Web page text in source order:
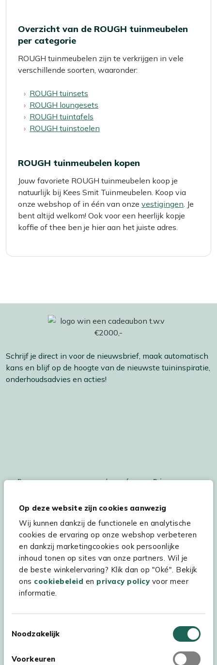
Op deze website zijn cookies aanwezig
Wij kunnen dankzij de functionele en analytische
cookies de ervaring op onze webshop verbeteren
en dankzij marketingcookies ook persoonlijke
inhoud tonen op sites van onze partners. Wil je
de beste winkelervaring? Klik dan op "Oké". Bekijk
ons cookiebeleid en privacy policyvoor meer
informatie.
Noodzakelijk
Voorkeuren
Overzicht van de ROUGH tuinmeubelen
per categorie
ROUGH tuinmeubelen zijn te verkrijgen in vele
verschillende soorten, waaronder:
ROUGH tuinsets
ROUGH loungesets
ROUGH tuintafels
ROUGH tuinstoelen
ROUGH tuinmeubelen kopen
Jouw favoriete ROUGH tuinmeubelen koop je
natuurlijk bij Kees Smit Tuinmeubelen. Koop via
onze webshop of in één van onze vestigingen. Je
bent altijd welkom! Ook voor een heerlijk kopje
koffie of thee ben je hier aan het juiste adres.
Schrijf je direct in voor de nieuwsbrief, maak automatisch
kans en blijf op de hoogte van de nieuwste tuininspiratie,
onderhoudsadvies en acties!
De persoonsgegegevens worden conform onsPrivacy
Hulp & service
Assortiment
Kees Smit Tuinmeubelen
Experience Stores XXL